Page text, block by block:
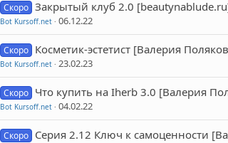
Скоро Закрытый клуб 2.0
Bot Kursoff.net 06.12.22
Скоро Косметик-эстетист [Валерия
Bot Kursoff.net 23.02.23
Скоро Что купить на Iherb 3.0 [Валерия
Bot Kursoff.net 04.02.22
Скоро Серия 2.12 Ключ к самоценности